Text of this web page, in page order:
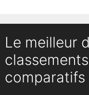
Le meilleur
comparatifs